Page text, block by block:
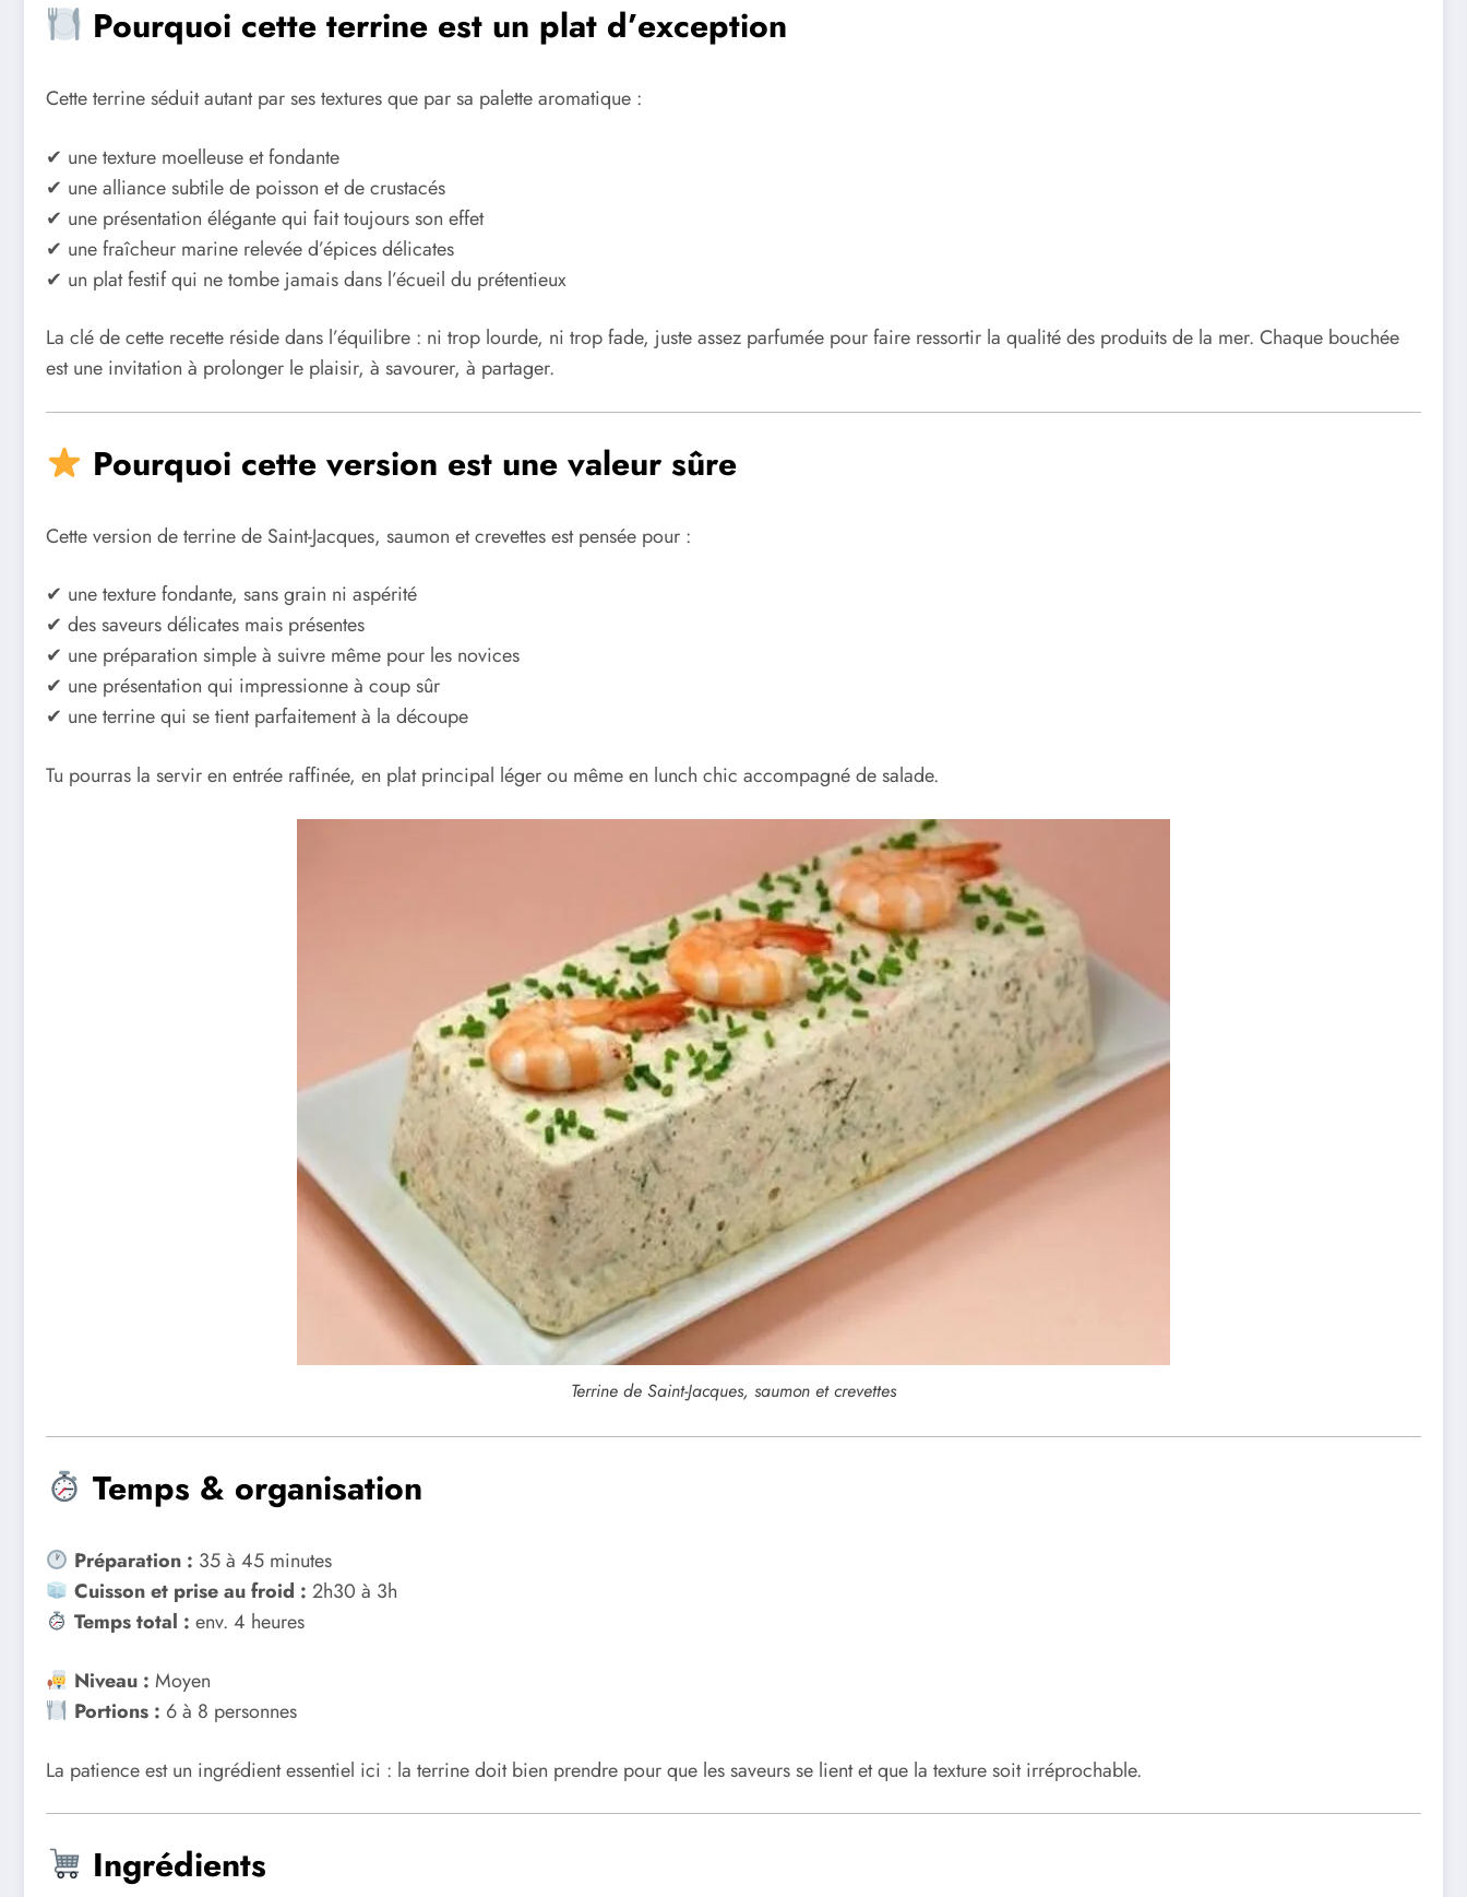
Pourquoi cette terrine est un plat d’exception
Cette terrine séduit autant par ses textures que par sa palette aromatique :
✔ une texture moelleuse et fondante
✔ une alliance subtile de poisson et de crustacés
✔ une présentation élégante qui fait toujours son effet
✔ une fraîcheur marine relevée d’épices délicates
✔ un plat festif qui ne tombe jamais dans l’écueil du prétentieux
La clé de cette recette réside dans l’équilibre : ni trop lourde, ni trop fade, juste assez parfumée pour faire ressortir la qualité des produits de la mer. Chaque bouchée
est une invitation à prolonger le plaisir, à savourer, à partager.
Pourquoi cette version est une valeur sûre
Cette version de terrine de Saint-Jacques, saumon et crevettes est pensée pour :
✔ une texture fondante, sans grain ni aspérité
✔ des saveurs délicates mais présentes
✔ une préparation simple à suivre même pour les novices
✔ une présentation qui impressionne à coup sûr
✔ une terrine qui se tient parfaitement à la découpe
Tu pourras la servir en entrée raffinée, en plat principal léger ou même en lunch chic accompagné de salade.
Terrine de Saint-Jacques, saumon et crevettes
Temps & organisation
Préparation : 35 à 45 minutes
Cuisson et prise au froid : 2h30 à 3h
Temps total : env. 4 heures
Niveau : Moyen
Portions : 6 à 8 personnes
La patience est un ingrédient essentiel ici : la terrine doit bien prendre pour que les saveurs se lient et que la texture soit irréprochable.
Ingrédients